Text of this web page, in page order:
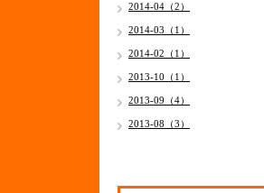
2014-04（2）
2014-03（1）
2014-02（1）
2013-10（1）
2013-09（4）
2013-08（3）